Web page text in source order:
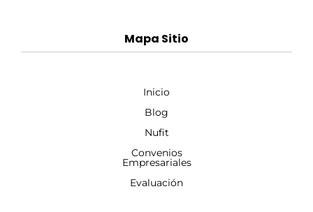
Mapa Sitio
Inicio
Blog
Nufit
Convenios
Empresariales
Evaluación